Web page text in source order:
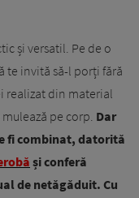
și versatil. Pe de o
te invită să-l porți fără
realizat din material
pe corp. Dar
fi combinat, datorită
și conferă
de netăgăduit. Cu